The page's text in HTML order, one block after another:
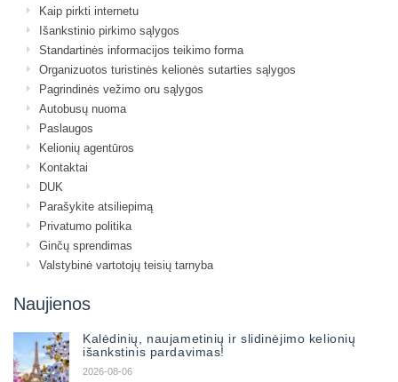
Kaip pirkti internetu
Išankstinio pirkimo sąlygos
Standartinės informacijos teikimo forma
Organizuotos turistinės kelionės sutarties sąlygos
Pagrindinės vežimo oru sąlygos
Autobusų nuoma
Paslaugos
Kelionių agentūros
Kontaktai
DUK
Parašykite atsiliepimą
Privatumo politika
Ginčų sprendimas
Valstybinė vartotojų teisių tarnyba
Naujienos
Kalėdinių, naujametinių ir slidinėjimo kelionių
išankstinis pardavimas!
2026-08-06